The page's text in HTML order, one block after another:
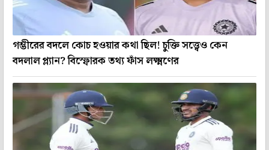
গম্ভীরের বদলে কোচ হওয়ার কথা ছিল! চুক্তি সত্ত্বেও কেন
বদলাল প্ল্যান? বিস্ফোরক তথ্য ফাঁস লক্ষ্মণের